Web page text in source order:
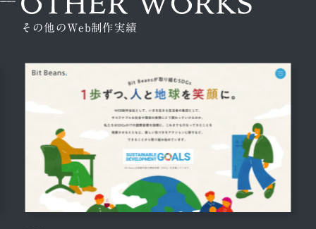
その他のWeb制作実績